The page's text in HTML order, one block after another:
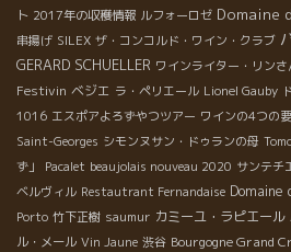
ト 2017年の収穫情報 ルフォーロゼ Domaine
串揚げ SILEX ザ・コンコルド・ワイン・クラブ
GERARD SCHUELLER ワインライター・リンさ
Festivin ベジエ ラ・ペリエール Lionel Gauby
1016 エスポアよろずやつツアー ワインの4つの
Saint-Georges シモンヌサン・ドゥランの母
ず」
Pacalet beaujolais nouveau 2020 サンテチ
ベルヴィル Restautrant Fernandaise Domaine
Porto 竹下正樹 saumur カミーユ・ラピエール
ル・メール Vin Jaune 渋谷 Bourgogne Grand